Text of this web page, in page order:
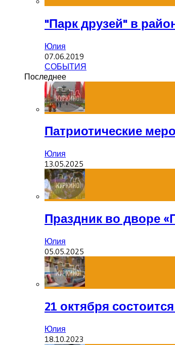
"Парк друзей" в
Юлия
07.06.2019
СОБЫТИЯ
Последнее
Патриотические
Юлия
13.05.2025
Праздник во дворе
Юлия
05.05.2025
21 октября
Юлия
18.10.2023